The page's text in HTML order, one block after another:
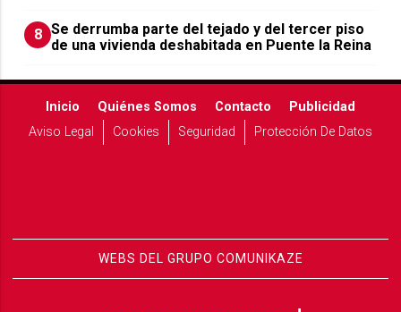
8 Se derrumba parte del tejado y del tercer piso
de una vivienda deshabitada en Puente la Reina
Inicio Quiénes Somos Contacto
Publicidad
Aviso Legal
Cookies Seguridad Protección De Datos
WEBS DEL GRUPO COMUNIKAZE